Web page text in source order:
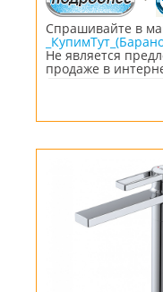
Спрашивайте в
Не является
продаже в